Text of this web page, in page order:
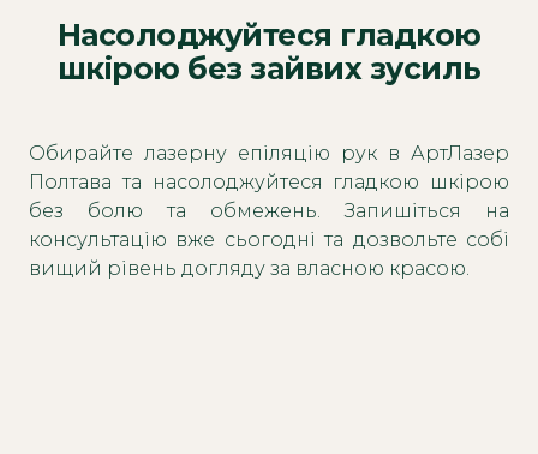
Насолоджуйтеся гладкою
шкірою без зайвих зусиль
Обирайте лазерну епіляцію рук в АртЛазер
Полтава та насолоджуйтеся гладкою шкірою
без болю та обмежень. Запишіться на
консультацію вже сьогодні та дозвольте собі
вищий рівень догляду за власною красою.